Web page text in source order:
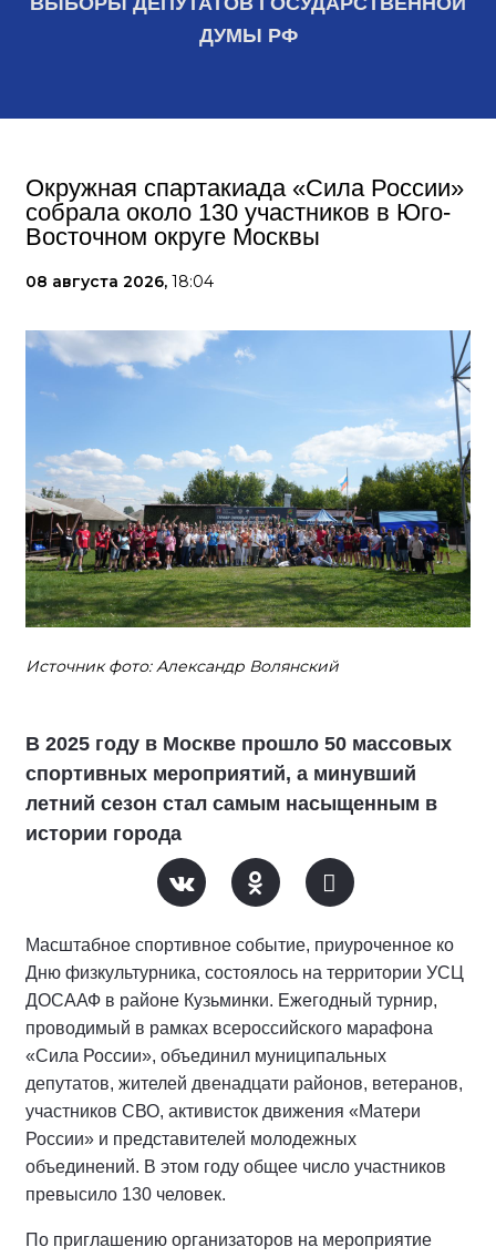
ДУМЫ РФ
Окружная спартакиада «Сила России»
собрала около 130 участников в Юго-
Восточном округе Москвы
08 августа 2026, 18:04
Источник фото: Александр Волянский
В 2025 году в Москве прошло 50 массовых
спортивных мероприятий, а минувший
летний сезон стал самым насыщенным в
истории города
Масштабное спортивное событие, приуроченное ко
Дню физкультурника, состоялось на территории УСЦ
ДОСААФ в районе Кузьминки. Ежегодный турнир,
проводимый в рамках всероссийского марафона
«Сила России», объединил муниципальных
депутатов, жителей двенадцати районов, ветеранов,
участников СВО, активисток движения «Матери
России» и представителей молодежных
объединений. В этом году общее число участников
превысило 130 человек.
По приглашению организаторов на мероприятие